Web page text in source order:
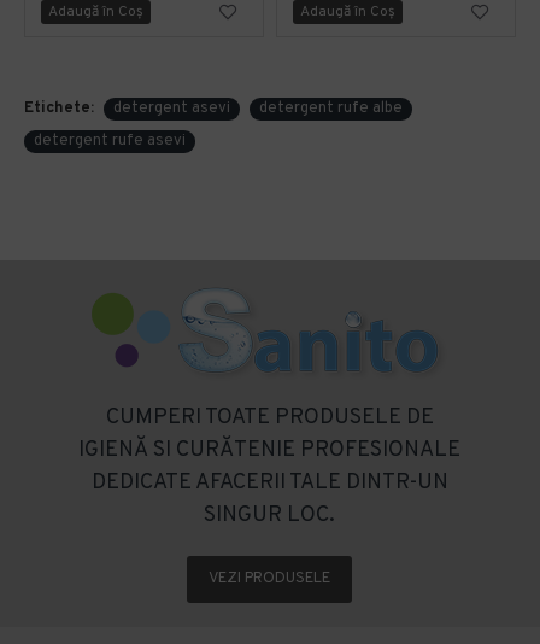
Adaugă în Coş Adaugă în Coş
Etichete: detergent asevi
detergent rufe albe
detergent rufe asevi
CUMPERI TOATE PRODUSELE DE
IGIENĂ SI CURĂTENIE PROFESIONALE
DEDICATE AFACERII TALE DINTR-UN
SINGUR LOC.
VEZI PRODUSELE